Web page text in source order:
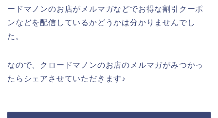
ードマノンのお店がメルマガなどでお得な割引クーポ
ンなどを配信しているかどうかは分かりませんでし
た。
なので、クロードマノンのお店のメルマガがみつかっ
たらシェアさせていただきます♪